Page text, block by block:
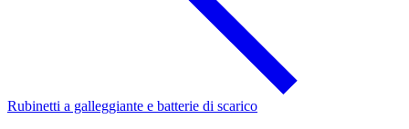
Rubinetti a galleggiante e batterie di scarico